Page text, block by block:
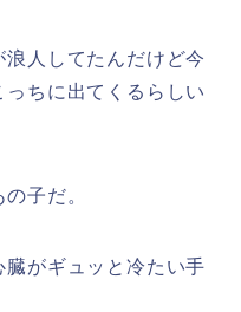
浪人してたんだけど今
ちに出てくるらしい
子だ。
がギュッと冷たい手